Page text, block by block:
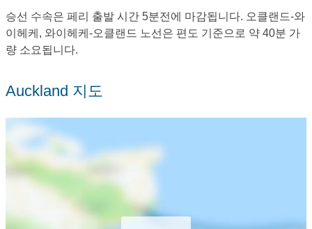
승선 수속은 페리 출발 시간 5분전에 마감됩니다. 오클랜드-와
이헤케, 와이헤케-오클랜드 노선은 편도 기준으로 약 40분 가
량 소요됩니다.
Auckland 지도